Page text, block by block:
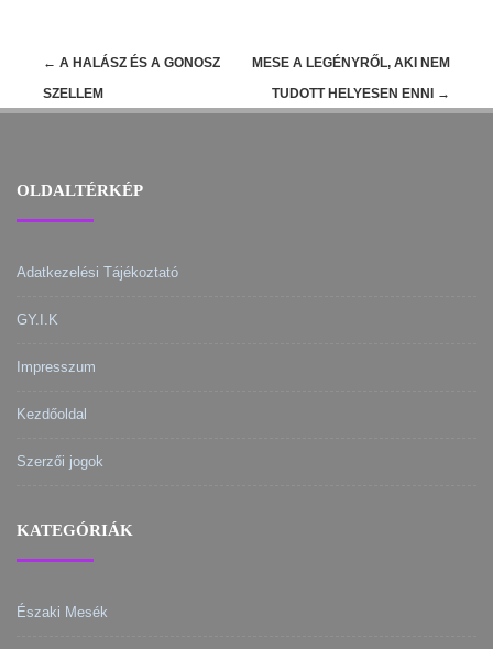
Post
navigation
← A HALÁSZ ÉS A GONOSZ
SZELLEM
MESE A LEGÉNYRŐL, AKI NEM
TUDOTT HELYESEN ENNI
→
OLDALTÉRKÉP
Adatkezelési Tájékoztató
GY.I.K
Impresszum
Kezdőoldal
Szerzői jogok
KATEGÓRIÁK
Északi Mesék